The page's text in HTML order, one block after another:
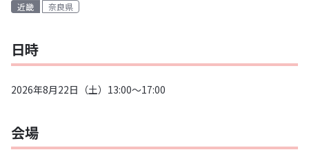
近畿 奈良県
日時
2026年8月22日（土）13:00～17:00
会場